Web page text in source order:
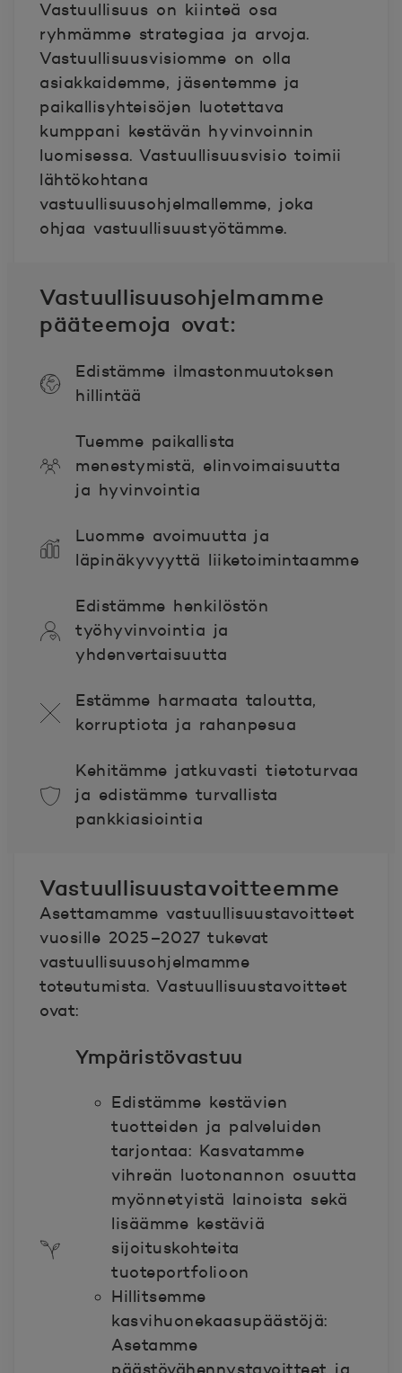
Vastuullisuus on kiinteä osa
ryhmämme strategiaa ja arvoja.
Vastuullisuusvisiomme on olla
asiakkaidemme, jäsentemme ja
paikallisyhteisöjen luotettava
kumppani kestävän hyvinvoinnin
luomisessa. Vastuullisuusvisio toimii
lähtökohtana
vastuullisuusohjelmallemme, joka
ohjaa vastuullisuustyötämme.
Vastuullisuusohjelmamme
pääteemoja ovat:
Edistämme ilmastonmuutoksen
hillintää
Tuemme paikallista
menestymistä, elinvoimaisuutta
ja hyvinvointia
Luomme avoimuutta ja
läpinäkyvyyttä liiketoimintaamme
Edistämme henkilöstön
työhyvinvointia ja
yhdenvertaisuutta
Estämme harmaata taloutta,
korruptiota ja rahanpesua
Kehitämme jatkuvasti tietoturvaa
ja edistämme turvallista
pankkiasiointia
Vastuullisuustavoitteemme
Asettamamme vastuullisuustavoitteet
vuosille 2025–2027 tukevat
vastuullisuusohjelmamme
toteutumista. Vastuullisuustavoitteet
ovat:
Ympäristövastuu
Edistämme kestävien
tuotteiden ja palveluiden
tarjontaa: Kasvatamme
vihreän luotonannon osuutta
myönnetyistä lainoista sekä
lisäämme kestäviä
sijoituskohteita
tuoteportfolioon
Hillitsemme
kasvihuonekaasupäästöjä:
Asetamme